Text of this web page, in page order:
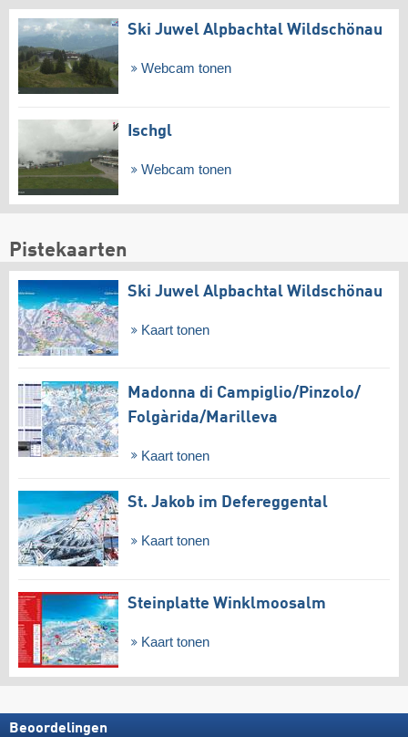
Ski Juwel Alpbachtal Wildschönau
Webcam tonen
Ischgl
Webcam tonen
Pistekaarten
Ski Juwel Alpbachtal Wildschönau
Kaart tonen
Madonna di Campiglio/​Pinzolo/​
Folgàrida/​Marilleva
Kaart tonen
St. Jakob im Defereggental
Kaart tonen
Steinplatte Winklmoosalm
Kaart tonen
Beoordelingen